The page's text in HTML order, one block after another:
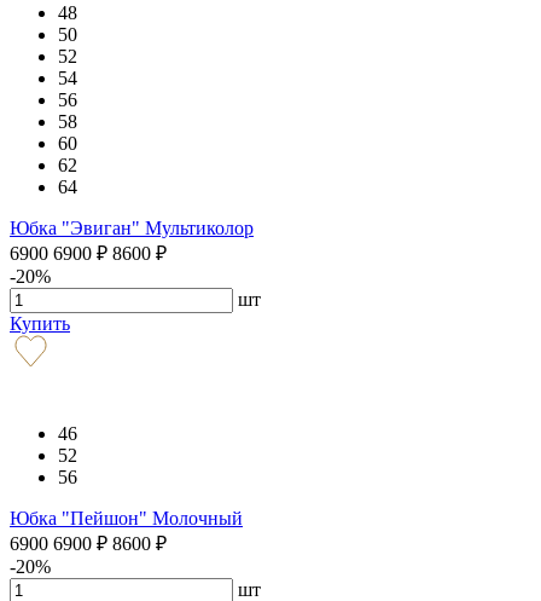
48
50
52
54
56
58
60
62
64
Юбка "Эвиган" Мультиколор
6900 6900 ₽ 8600 ₽
-20%
шт
Купить
46
52
56
Юбка "Пейшон" Молочный
6900 6900 ₽ 8600 ₽
-20%
шт